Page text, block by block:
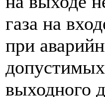
газа на
при
выходного